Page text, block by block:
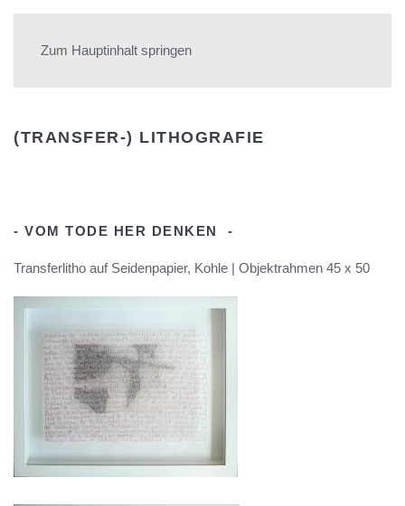
Zum Hauptinhalt springen
ULRIKE VON QUAST
(TRANSFER-) LITHOGRAFIE
- VOM TODE HER DENKEN -
Transferlitho auf Seidenpapier, Kohle | Objektrahmen 45 x 50